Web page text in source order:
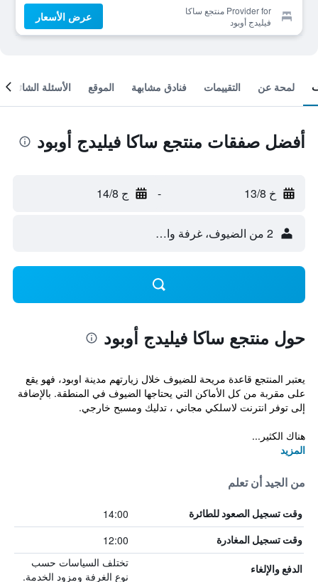
Provider for منتجع ساكا
فيليدج أوبود
عرض الأسعار
لمحة عن التقييمات فنادق مشابهة الموقع الأسئلة الشائعة
أفضل صفقات منتجع ساكا فيليدج أوبود
خ 13/8 - ج 14/8
2 من الضيوف، غرفة واحدة
حول منتجع ساكا فيليدج أوبود
يعتبر المنتجع قاعدة مريحة للضيوف خلال زيارتهم مدينة اوبود، فهو يقع
على مقربة من كل الأماكن التي يحتاجها الضيوف في المنطقة. بالإضافة
إلى توفر انترنت لاسلكي مجاني ، تدليك ومسبح خارجي.
هناك الكثير...
المزيد
من الجيد أن تعلم
وقت تسجيل الصعود للطائرة 14:00
وقت تسجيل المغادرة 12:00
الدفع والإلغاء
تختلف السياسات حسب
نوع الغرفة ومزود الخدمة.